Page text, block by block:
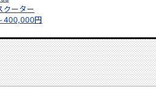
クーター
400,000円